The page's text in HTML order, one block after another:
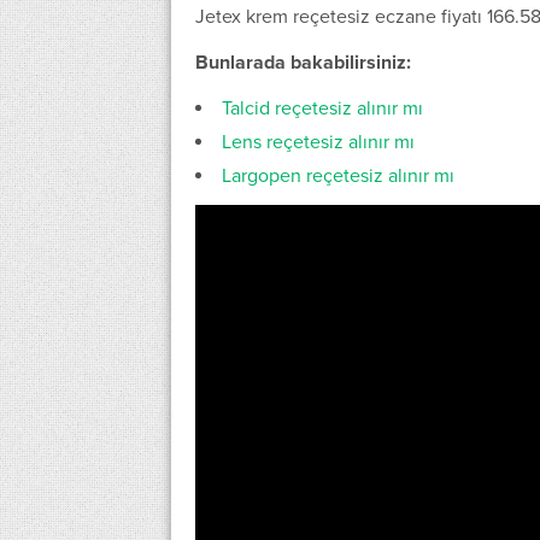
Jetex krem reçetesiz eczane fiyatı
Bunlarada bakabilirsiniz:
Talcid reçetesiz alınır mı
Lens reçetesiz alınır mı
Largopen reçetesiz alınır mı